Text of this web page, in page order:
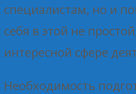
специалистам, но и
себя в этой не
интересной сфере
Необходимость